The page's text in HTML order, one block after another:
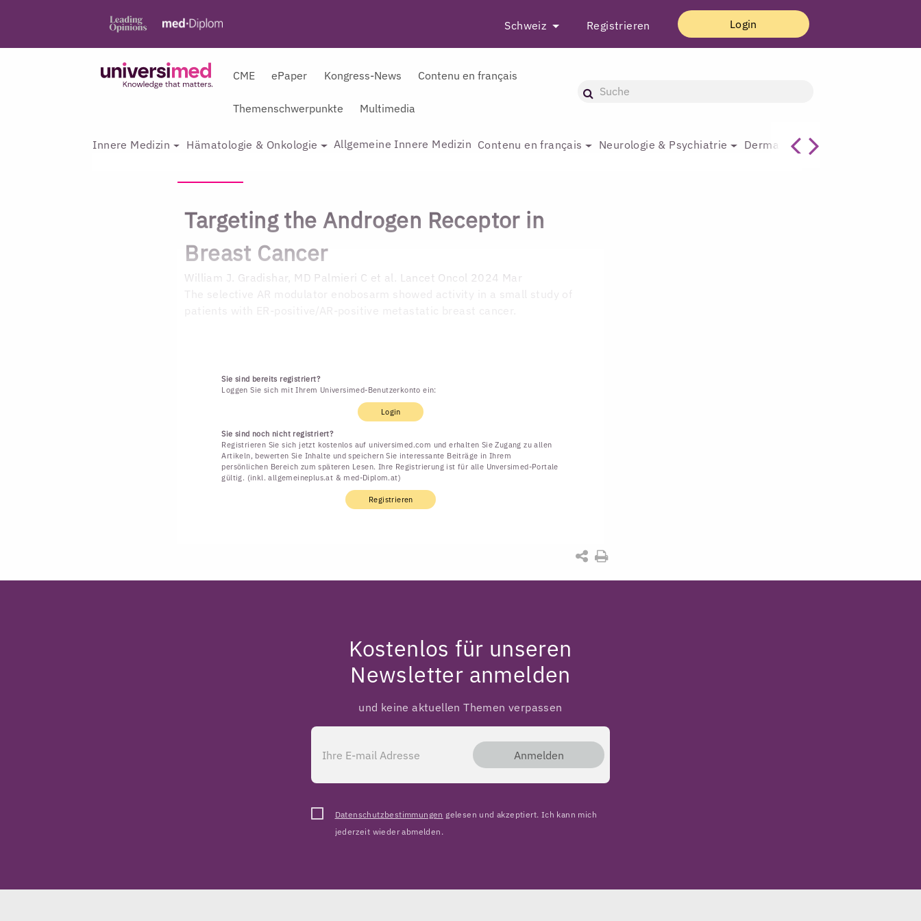
Schweiz Registrieren Login
CME ePaper Kongress-News Contenu en français
Themenschwerpunkte Multimedia
Innere Medizin Hämatologie & Onkologie Allgemeine Innere Medizin Contenu en français Neurologie & Psychiatrie Dermatologie & Plastische
Targeting the Androgen Receptor in
Breast Cancer
William J. Gradishar, MD Palmieri C et al. Lancet Oncol 2024 Mar
The selective AR modulator enobosarm showed activity in a small study of
Sie sind bereits registriert?
Loggen Sie sich mit Ihrem Universimed-Benutzerkonto ein:
Login
Sie sind noch nicht registriert?
Registrieren Sie sich jetzt kostenlos auf universimed.com und erhalten Sie Zugang zu allen
Artikeln, bewerten Sie Inhalte und speichern Sie interessante Beiträge in Ihrem
persönlichen Bereich zum späteren Lesen. Ihre Registrierung ist für alle Unversimed-Portale
gültig. (inkl. allgemeineplus.at & med-Diplom.at)
Registrieren
Kostenlos für unseren
Newsletter anmelden
und keine aktuellen Themen verpassen
Anmelden
Datenschutzbestimmungen gelesen und akzeptiert. Ich kann mich
jederzeit wieder abmelden.